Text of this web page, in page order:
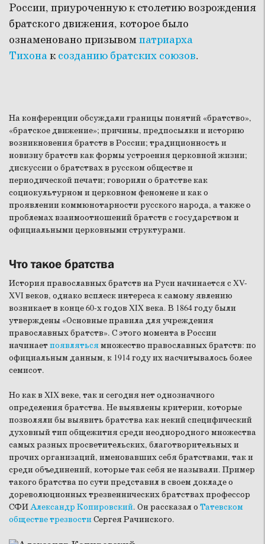
России, приуроченную к столетию возрождения
братского движения, которое было
ознаменовано призывомпатриарха
Тихонак созданию братских союзов.
На конференции обсуждали границы понятий «братство»,
«братское движение»; причины, предпосылки и историю
возникновения братств в России; традиционность и
новизну братств как формы устроения церковной жизни;
дискуссии о братствах в русском обществе и
периодической печати; говорили о братстве как
социокультурном и церковном феномене и как о
проявлении коммюнотарности русского народа, а также о
проблемах взаимоотношений братств с государством и
официальными церковными структурами.
Что такое братства
История православных братств на Руси начинается с XV-
XVI веков, однако всплеск интереса к самому явлению
возникает в конце 60-х годов XIX века. В 1864 году были
утверждены «Основные правила для учреждения
православных братств». С этого момента в России
начинаетпоявлятьсямножество православных братств: по
официальным данным, к 1914 году их насчитывалось более
семисот.
Но как в XIX веке, так и сегодня нет однозначного
определения братства. Не выявлены критерии, которые
позволяли бы выявить братства как некий специфический
духовный тип общежития среди неоднородного множества
самых разных просветительских, благотворительных и
прочих организаций, именовавших себя братствами, так и
среди объединений, которые так себя не называли. Пример
такого братства по сути представил в своем докладе о
дореволюционных трезвеннических братствах профессор
СФИАлександр Копировский. Он рассказал о Татевском
обществе трезвостиСергея Рачинского.